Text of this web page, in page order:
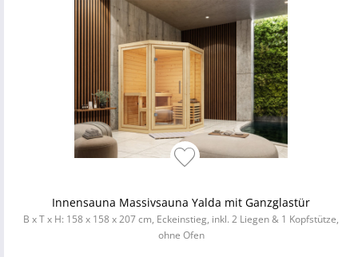
Innensauna Massivsauna Yalda mit Ganzglastür
B x T x H: 158 x 158 x 207 cm, Eckeinstieg, inkl. 2 Liegen & 1 Kopfstütze,
ohne Ofen